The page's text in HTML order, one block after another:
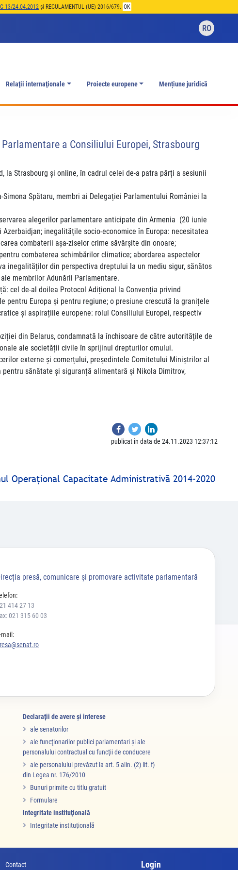
13/24.04.2012 și REGULAMENTUL (UE) 2016/679. OK
RO
Relaţii internaţionale Proiecte europene Mențiune juridică
a Consiliului Europei, Strasbourg
la Strasbourg și online, în cadrul celei de-a patra părți a sesiunii
Spătaru, membri ai Delegației Parlamentului României la
alegerilor parlamentare anticipate din Armenia (20 iunie
inegalitățile socio-economice în Europa: necesitatea
combaterii așa-ziselor crime săvârșite din onoare;
combaterea schimbărilor climatice; abordarea aspectelor
inegalităților din perspectiva dreptului la un mediu sigur, sănătos
membrilor Adunării Parlamentare.
cel de-al doilea Protocol Adițional la Convenția privind
Europa și pentru regiune; o presiune crescută la granițele
și aspirațiile europene: rolul Consiliului Europei, respectiv
din Belarus, condamnată la închisoare de către autoritățile de
ale societății civile în sprijinul drepturilor omului.
externe și comerțului, președintele Comitetului Miniștrilor al
sănătate și siguranță alimentară și Nikola Dimitrov,
publicat în data de 24.11.2023 12:37:12
Operaţional Capacitate Administrativă 2014-2020
presă, comunicare și promovare activitate parlamentară
414 27 13
021 315 60 03
mail:
Declaraţii de avere şi interese
ale senatorilor
ale funcţionarilor publici parlamentari şi ale
personalului contractual cu funcţii de conducere
ale personalului prevăzut la art. 5 alin. (2) lit. f)
din Legea nr. 176/2010
Bunuri primite cu titlu gratuit
Formulare
Integritate instituţională
Integritate instituţională
Contact Login